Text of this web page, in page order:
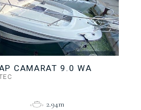
CAMARAT 9.0 WA
2.94m